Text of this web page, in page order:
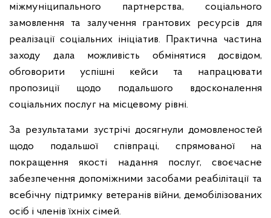
міжмуніципального партнерства, соціального
замовлення та залучення грантових ресурсів для
реалізації соціальних ініціатив. Практична частина
заходу дала можливість обмінятися досвідом,
обговорити успішні кейси та напрацювати
пропозиції щодо подальшого вдосконалення
соціальних послуг на місцевому рівні.
За результатами зустрічі досягнули домовленостей
щодо подальшої співпраці, спрямованої на
покращення якості надання послуг, своєчасне
забезпечення допоміжними засобами реабілітації та
всебічну підтримку ветеранів війни, демобілізованих
осіб і членів їхніх сімей.